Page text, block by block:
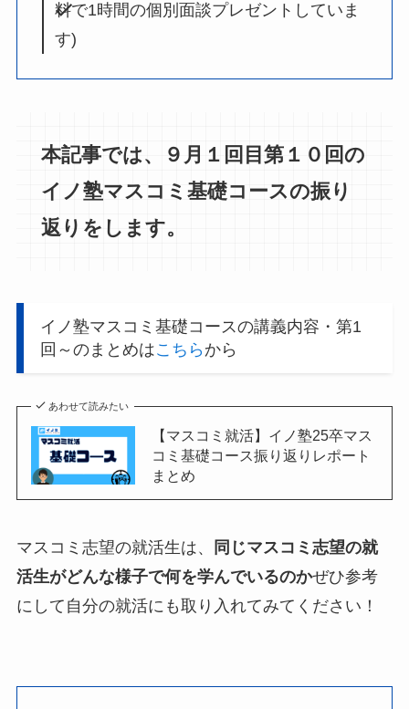
料で1時間の個別面談プレゼントしていま
す)
本記事では、９月１回目第１０回の
イノ塾マスコミ基礎コースの振り
返りをします。
イノ塾マスコミ基礎コースの講義内容・第1
回～のまとめはこちら から
あわせて読みたい
【マスコミ就活】イノ塾25卒マス
コミ基礎コース振り返りレポート
まとめ
マスコミ志望の就活生は、
同じマスコミ志望の就
活生がどんな様子で何を学んでいるのかぜひ参考
にして自分の就活にも取り入れてみてください！